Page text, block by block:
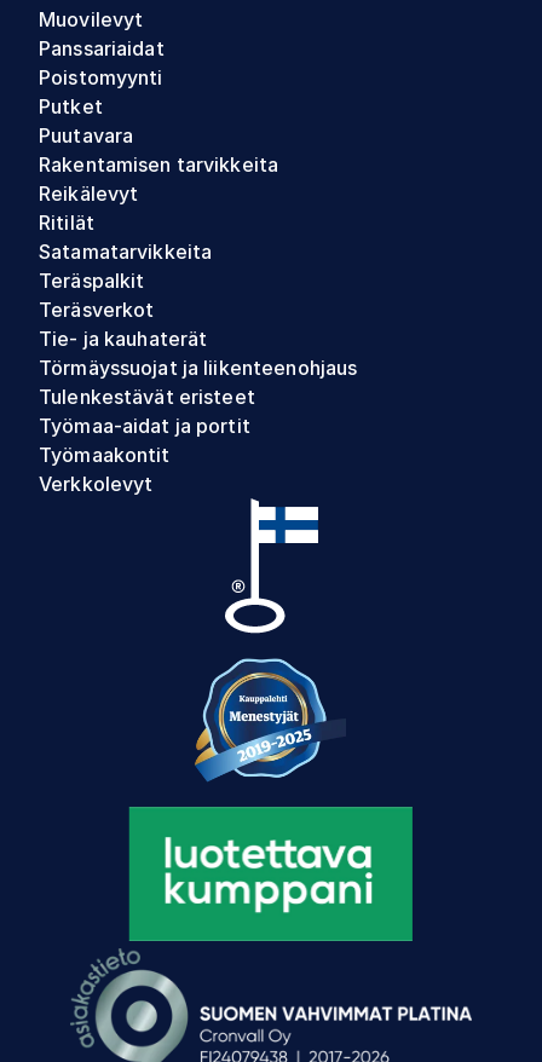
Muovilevyt
Panssariaidat
Poistomyynti
Putket
Puutavara
Rakentamisen tarvikkeita
Reikälevyt
Ritilät
Satamatarvikkeita
Teräspalkit
Teräsverkot
Tie- ja kauhaterät
Törmäyssuojat ja liikenteenohjaus
Tulenkestävät eristeet
Työmaa-aidat ja portit
Työmaakontit
Verkkolevyt